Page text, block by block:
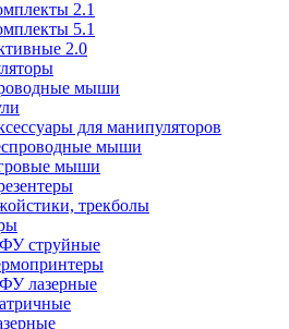
2.1
5.1
2.0
мыши
для манипуляторов
мыши
мыши
трекболы
струйные
лазерные